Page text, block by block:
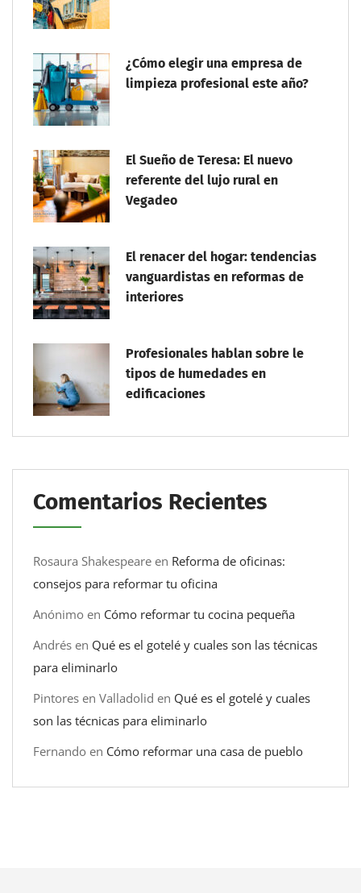
¿Cómo elegir una empresa de
limpieza profesional este año?
El Sueño de Teresa: El nuevo
referente del lujo rural en
Vegadeo
El renacer del hogar: tendencias
vanguardistas en reformas de
interiores
Profesionales hablan sobre le
tipos de humedades en
edificaciones
Comentarios Recientes
Rosaura Shakespeare en Reforma de oficinas:
consejos para reformar tu oficina
Anónimo en Cómo reformar tu cocina pequeña
Andrés en Qué es el gotelé y cuales son las técnicas
para eliminarlo
Pintores en Valladolid en Qué es el gotelé y cuales
son las técnicas para eliminarlo
Fernando en Cómo reformar una casa de pueblo